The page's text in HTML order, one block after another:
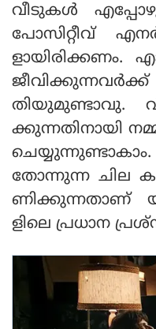
വീടുകൾ
പോസിറ്റീവ്
ളായിരിക്കണം.
തിയുമുണ്ടാവു.
ക്കുന്നതിനായി
തോന്നുന്ന ചില
ണിക്കുന്നതാണ്
ളിലെ പ്രധാന